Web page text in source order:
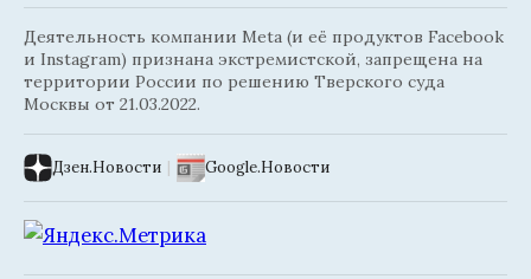
Деятельность компании Meta (и её продуктов Facebook
и Instagram) признана экстремистской, запрещена на
территории России по решению Тверского суда
Москвы от 21.03.2022.
Дзен.Новости | Google.Новости